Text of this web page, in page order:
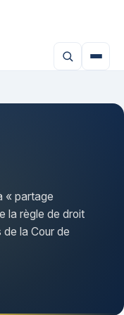
« partage
la règle de droit
la Cour de